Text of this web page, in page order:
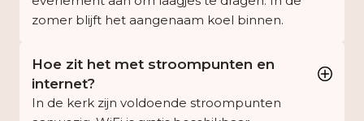
zomer blijft het aangenaam koel binnen.
Hoe zit het met stroompunten en
internet?
In de kerk zijn voldoende stroompunten